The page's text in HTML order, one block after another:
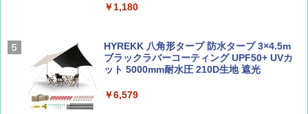
イド ブラックコーティング フルクローズ メ
ッシュ 4人用 簡単設置 ポップアップテント P
ATCW-150B エクルベージュ
￥-
￥1,180
HYREKK 八角形タープ 防水タープ 3×4.5m
ブラックラバーコーティング UPF50+ UVカ
ット 5000mm耐水圧 210D生地 遮光
￥6,579